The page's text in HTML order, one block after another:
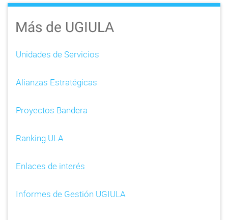
Más de UGIULA
Unidades de Servicios
Alianzas Estratégicas
Proyectos Bandera
Ranking ULA
Enlaces de interés
Informes de Gestión UGIULA